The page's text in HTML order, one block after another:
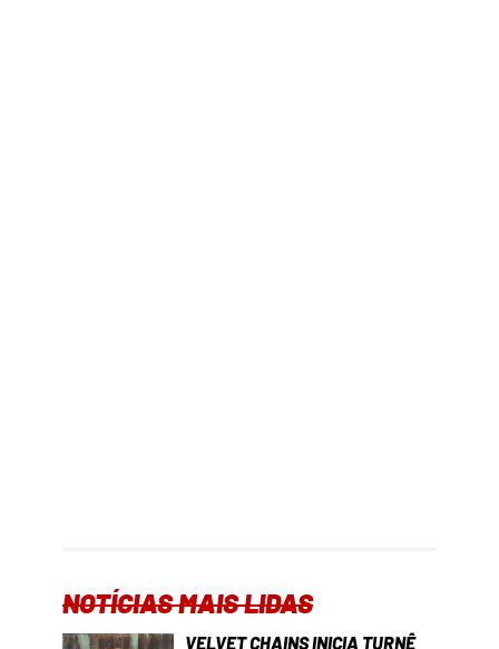
NOTÍCIAS MAIS LIDAS
VELVET CHAINS INICIA TURNÊ